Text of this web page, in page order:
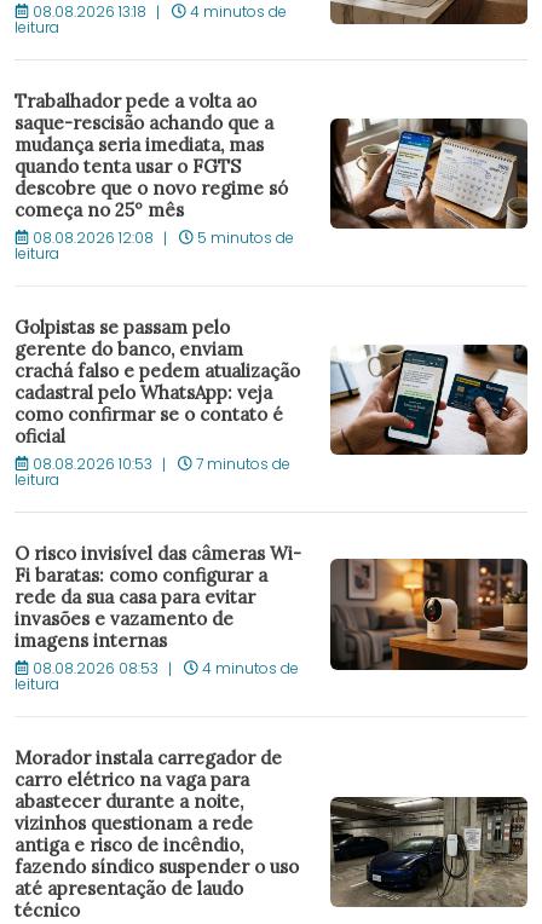
08.08.2026 13:18 4 minutos de
leitura
Trabalhador pede a volta ao
saque-rescisão achando que a
mudança seria imediata, mas
quando tenta usar o FGTS
descobre que o novo regime só
começa no 25º mês
08.08.2026 12:08 5 minutos de
leitura
Golpistas se passam pelo
gerente do banco, enviam
crachá falso e pedem atualização
cadastral pelo WhatsApp: veja
como confirmar se o contato é
oficial
08.08.2026 10:53 7 minutos de
leitura
O risco invisível das câmeras Wi-
Fi baratas: como configurar a
rede da sua casa para evitar
invasões e vazamento de
imagens internas
08.08.2026 08:53 4 minutos de
leitura
Morador instala carregador de
carro elétrico na vaga para
abastecer durante a noite,
vizinhos questionam a rede
antiga e risco de incêndio,
fazendo síndico suspender o uso
até apresentação de laudo
técnico